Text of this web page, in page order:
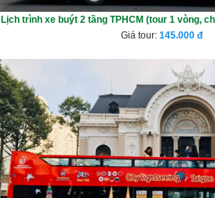
Lịch trình xe buýt 2 tầng TPHCM (tour 1 vòng,
Giá tour: 145.000